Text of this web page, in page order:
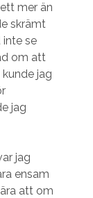
mer än
skrämt
se
om att
jag
jag
jag
ensam
att om